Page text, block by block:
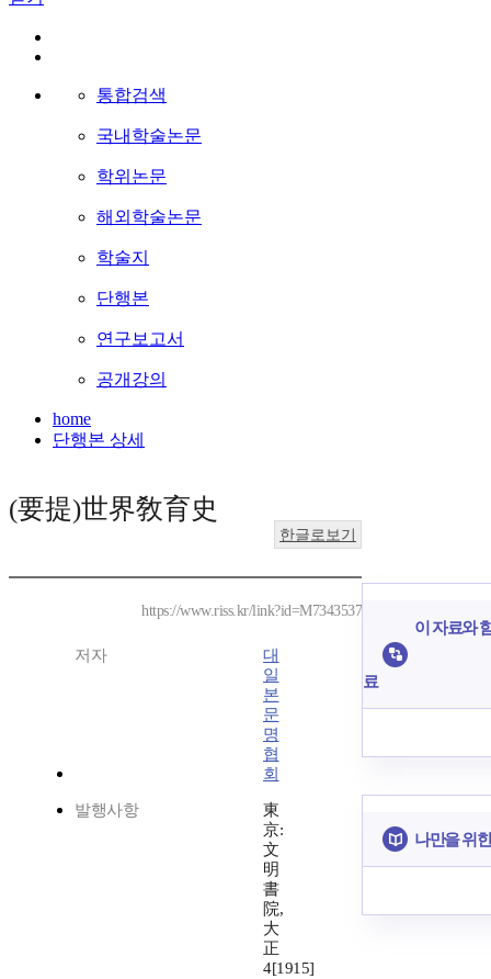
통합검색
국내학술논문
학위논문
해외학술논문
학술지
단행본
연구보고서
공개강의
home
단행본 상세
(要提)世界敎育史
한글로보기
https://www.riss.kr/link?id=M7343537
저자
대
일
본
문
명
협
회
발행사항
東
京:
文
明
書
院,
大
正
4[1915]
이 자료와
료
나만을 위